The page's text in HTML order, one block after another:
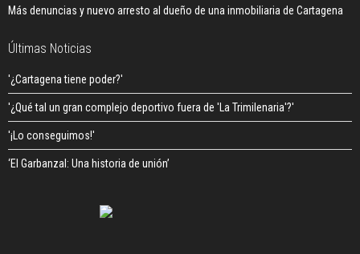
Más denuncias y nuevo arresto al dueño de una inmobiliaria de Cartagena
Últimas Noticias
'¿Cartagena tiene poder?'
'¿Qué tal un gran complejo deportivo fuera de 'La Trimilenaria'?'
'¡Lo conseguimos!'
‘El Garbanzal: Una historia de unión’